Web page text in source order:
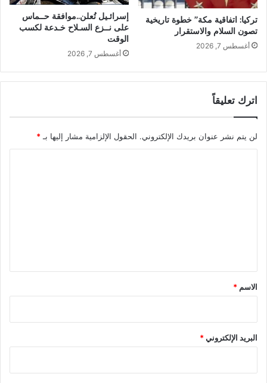
تركيا: اتفاقية مكة” خطوة تاريخية
تصون السلام والاستقرار
أغسطس 7, 2026
إسرائـيل تُعلن..موافقة حــماس
على نــزع السـلاح خـدعة لكسب
الوقت
أغسطس 7, 2026
اترك تعليقاً
لن يتم نشر عنوان بريدك الإلكتروني. الحقول الإلزامية مشار إليها بـ *
*
الاسم *
البريد الإلكتروني*